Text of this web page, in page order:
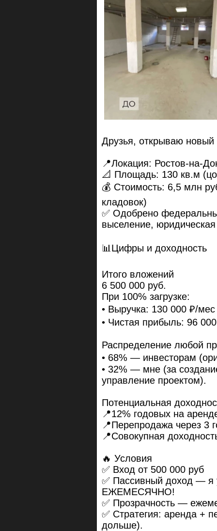
Друзья, открываю новый
📍Локация: Ростов-на-
📐 Площадь: 130 кв.м
💰 Стоимость: 6,5 млн
кладовок)
✅ Одобрено
выселение,
📊Цифры и доходность
Итого вложений
6 500 000 руб.
При 100% загрузке:
• Выручка: 130 000 ₽/мес
• Чистая прибыль: 96
Распределение любой
• 68% — инвесторам
• 32% — мне (за
управление проектом).
Потенциальная
📍12% годовых на
📍Перепродажа через 3
📍Совокупная
🔥 Условия
✅ Вход от 500 000 руб
✅ Пассивный доход — я
ЕЖЕМЕСЯЧНО!
✅ Прозрачность —
✅ Стратегия: аренда +
дольше).